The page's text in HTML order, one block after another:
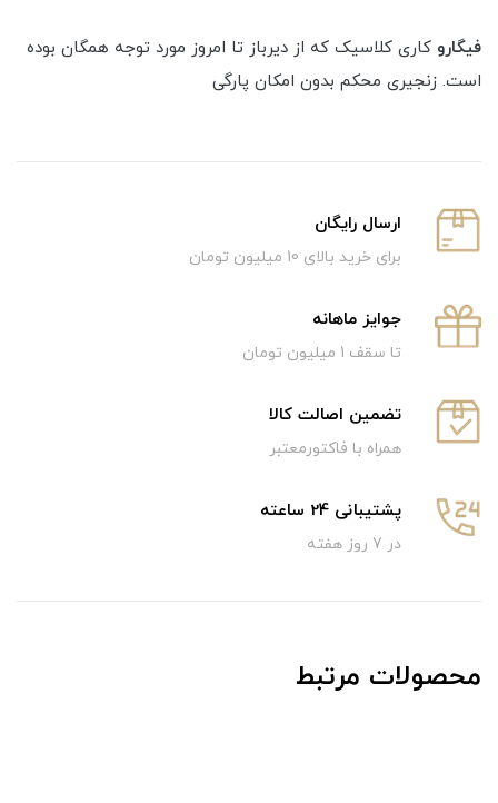
فیگارو کاری کلاسیک که از دیرباز تا امروز مورد توجه همگان بوده
است. زنجیری محکم بدون امکان پارگی
ارسال رایگان
برای خرید بالای 10 میلیون تومان
جوایز ماهانه
تا سقف 1 میلیون تومان
تضمین اصالت کالا
همراه با فاکتورمعتبر
پشتیبانی 24 ساعته
در 7 روز هفته
محصولات مرتبط